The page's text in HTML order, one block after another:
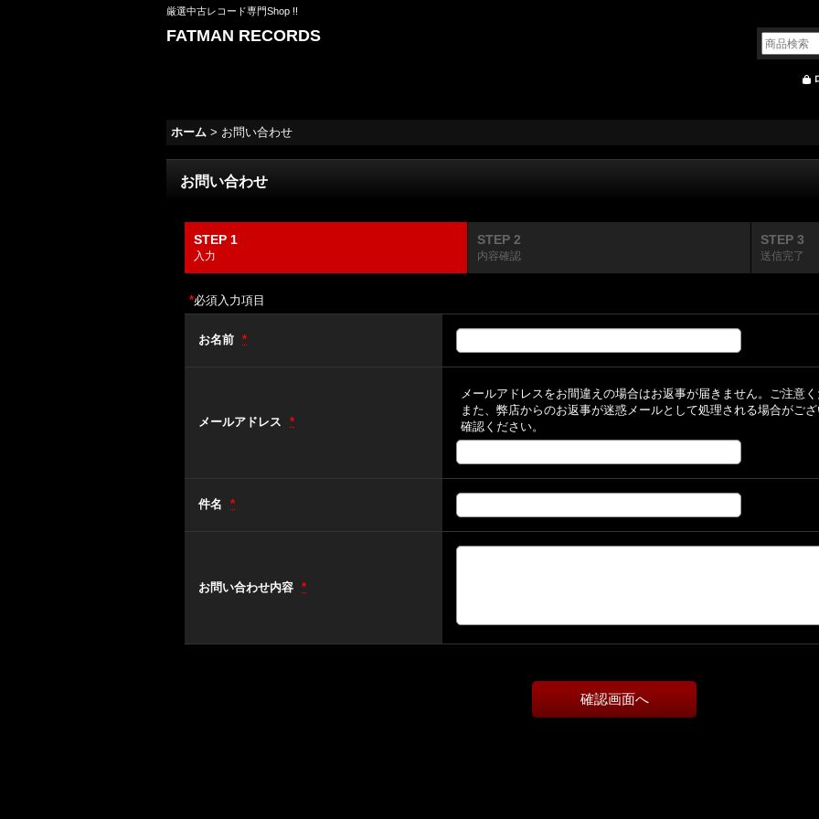
厳選中古レコード専門Shop !!
FATMAN RECORDS
ホーム > お問い合わせ
お問い合わせ
STEP 1
入力
STEP 2
内容確認
STEP 3
送信完了
*必須入力項目
お名前 *
メールアドレス *
メールアドレスをお間違えの場合はお返事が届きません。ご注意く
また、弊店からのお返事が迷惑メールとして処理される場合がご
確認ください。
件名 *
お問い合わせ内容 *